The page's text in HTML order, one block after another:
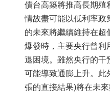
債台高築將推高長期殖
情故盡可能以低利率政
的未來將繼續維持在
爆發時，主要央行曾利
退困境。雖然央行的干
可能導致通膨上升。此
張的直接結果)將在未來